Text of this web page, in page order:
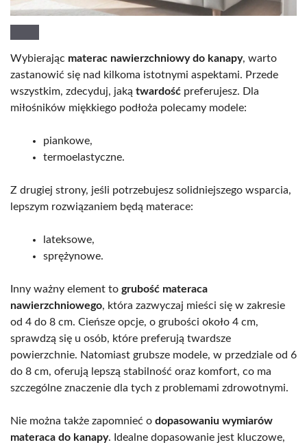
Wybierając materac nawierzchniowy do kanapy, warto
zastanowić się nad kilkoma istotnymi aspektami. Przede
wszystkim, zdecyduj, jaką twardość preferujesz. Dla
miłośników miękkiego podłoża polecamy modele:
piankowe,
termoelastyczne.
Z drugiej strony, jeśli potrzebujesz solidniejszego wsparcia,
lepszym rozwiązaniem będą materace:
lateksowe,
sprężynowe.
Inny ważny element to grubość materaca
nawierzchniowego, która zazwyczaj mieści się w zakresie
od 4 do 8 cm. Cieńsze opcje, o grubości około 4 cm,
sprawdzą się u osób, które preferują twardsze
powierzchnie. Natomiast grubsze modele, w przedziale od 6
do 8 cm, oferują lepszą stabilność oraz komfort, co ma
szczególne znaczenie dla tych z problemami zdrowotnymi.
Nie można także zapomnieć o dopasowaniu wymiarów
materaca do kanapy. Idealne dopasowanie jest kluczowe,